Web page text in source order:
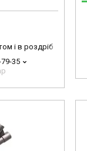
і в роздріб
35